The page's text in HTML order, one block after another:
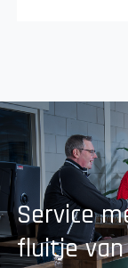
Service
fluitje